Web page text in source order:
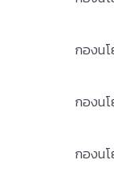
กองน
กองน
กองน